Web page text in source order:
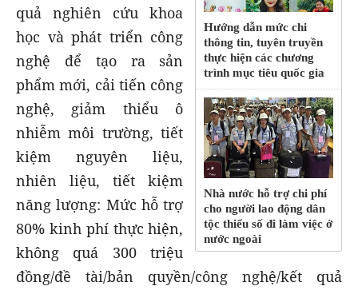
Hướng dẫn mức chi
thông tin, tuyên truyền
thực hiện các chương
trình mục tiêu quốc gia
Nhà nước hỗ trợ chi phí
cho người lao động dân
tộc thiểu số đi làm việc ở
nước ngoài
quả nghiên cứu khoa
học và phát triển công
nghệ để tạo ra sản
phẩm mới, cải tiến công
nghệ, giảm thiểu ô
nhiễm môi trường, tiết
kiệm nguyên liệu,
nhiên liệu, tiết kiệm
năng lượng: Mức hỗ trợ
80% kinh phí thực hiện,
không quá 300 triệu
đồng/đề tài/bản quyền/công nghệ/kết quả